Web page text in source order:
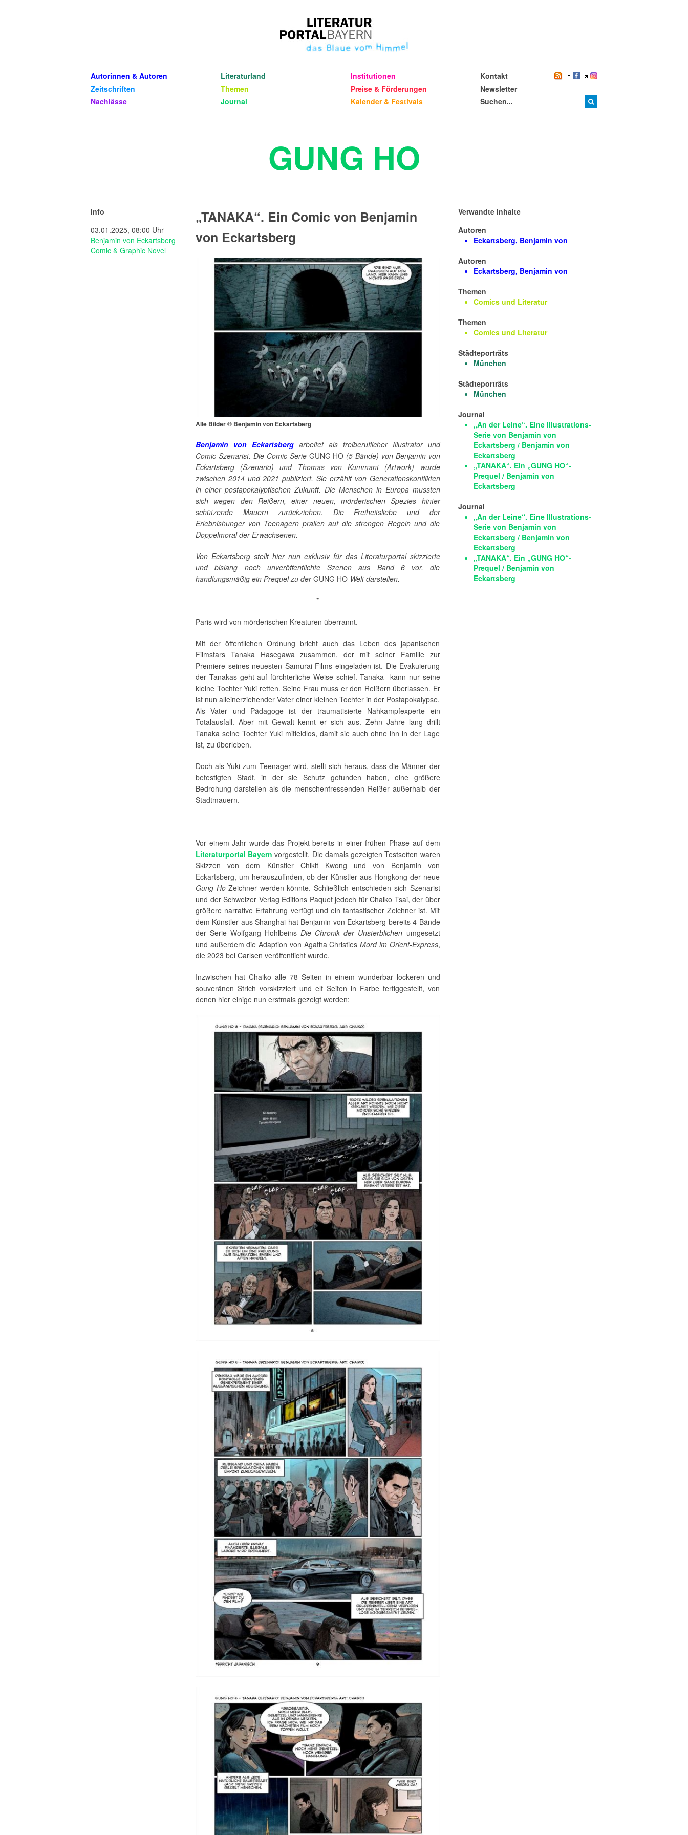
Autorinnen & Autoren
Zeitschriften
Nachlässe
Literaturland
Themen
Journal
Institutionen
Preise & Förderungen
Kalender & Festivals
Kontakt
Newsletter
GUNG HO
Info
03.01.2025, 08:00 Uhr
Benjamin von Eckartsberg
Comic & Graphic Novel
„TANAKA“. Ein Comic von Benjamin
von Eckartsberg
Alle Bilder © Benjamin von Eckartsberg
Benjamin von Eckartsbergarbeitet als freiberuflicher Illustrator und
Comic-Szenarist. Die Comic-Serie GUNG HO (5 Bände) von Benjamin von
Eckartsberg (Szenario) und Thomas von Kummant (Artwork) wurde
zwischen 2014 und 2021 publiziert. Sie erzählt von Generationskonflikten
in einer postapokalyptischen Zukunft. Die Menschen in Europa mussten
sich wegen den Reißern, einer neuen, mörderischen Spezies hinter
schützende Mauern zurückziehen. Die Freiheitsliebe und der
Erlebnishunger von Teenagern prallen auf die strengen Regeln und die
Doppelmoral der Erwachsenen.
Von Eckartsberg stellt hier nun exklusiv für das Literaturportal skizzierte
und bislang noch unveröffentlichte Szenen aus Band 6 vor, die
handlungsmäßig ein Prequel zu derGUNG HO-Welt darstellen.
*
Paris wird von mörderischen Kreaturen überrannt.
Mit der öffentlichen Ordnung bricht auch das Leben des japanischen
Filmstars Tanaka Hasegawa zusammen, der mit seiner Familie zur
Premiere seines neuesten Samurai-Films eingeladen ist. Die Evakuierung
der Tanakas geht auf fürchterliche Weise schief. Tanaka kann nur seine
kleine Tochter Yuki retten. Seine Frau muss er den Reißern überlassen. Er
ist nun alleinerziehender Vater einer kleinen Tochter in der Postapokalypse.
Als Vater und Pädagoge ist der traumatisierte Nahkampfexperte ein
Totalausfall. Aber mit Gewalt kennt er sich aus. Zehn Jahre lang drillt
Tanaka seine Tochter Yuki mitleidlos, damit sie auch ohne ihn in der Lage
ist, zu überleben.
Doch als Yuki zum Teenager wird, stellt sich heraus, dass die Männer der
befestigten Stadt, in der sie Schutz gefunden haben, eine größere
Bedrohung darstellen als die menschenfressenden Reißer außerhalb der
Stadtmauern.
Vor einem Jahr wurde das Projekt bereits in einer frühen Phase auf dem
Literaturportal Bayern vorgestellt. Die damals gezeigten Testseiten waren
Skizzen von dem Künstler Chikit Kwong und von Benjamin von
Eckartsberg, um herauszufinden, ob der Künstler aus Hongkong der neue
Gung Ho-Zeichner werden könnte. Schließlich entschieden sich Szenarist
und der Schweizer Verlag Editions Paquet jedoch für Chaiko Tsai, der über
größere narrative Erfahrung verfügt und ein fantastischer Zeichner ist. Mit
dem Künstler aus Shanghai hat Benjamin von Eckartsberg bereits 4 Bände
der Serie Wolfgang Hohlbeins Die Chronik der Unsterblichen umgesetzt
und außerdem die Adaption von Agatha ChristiesMord im Orient-Express,
die 2023 bei Carlsen veröffentlicht wurde.
Inzwischen hat Chaiko alle 78 Seiten in einem wunderbar lockeren und
souveränen Strich vorskizziert und elf Seiten in Farbe fertiggestellt, von
denen hier einige nun erstmals gezeigt werden:
Verwandte Inhalte
Autoren
Eckartsberg, Benjamin von
Autoren
Eckartsberg, Benjamin von
Themen
Comics und Literatur
Themen
Comics und Literatur
Städteporträts
München
Städteporträts
München
Journal
„An der Leine“. Eine Illustrations-
Serie von Benjamin von
Eckartsberg / Benjamin von
Eckartsberg
„TANAKA“. Ein „GUNG HO“-
Prequel / Benjamin von
Eckartsberg
Journal
„An der Leine“. Eine Illustrations-
Serie von Benjamin von
Eckartsberg / Benjamin von
Eckartsberg
„TANAKA“. Ein „GUNG HO“-
Prequel / Benjamin von
Eckartsberg